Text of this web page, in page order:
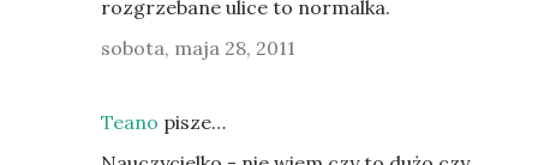
rozgrzebane ulice to normalka.
sobota, maja 28, 2011
Teano pisze…